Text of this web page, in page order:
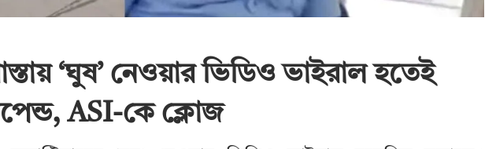
‘ঘুষ’ নেওয়ার ভিডিও ভাইরাল হতেই
ASI-কে ক্লোজ